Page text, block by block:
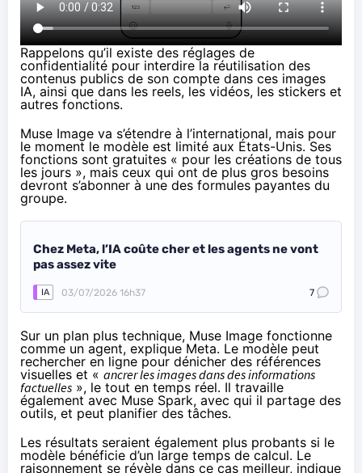
Rappelons qu’il existe des réglages de
confidentialité pour interdire la réutilisation des
contenus publics de son compte dans ces images
IA, ainsi que dans les reels, les vidéos, les stickers et
autres fonctions.
Muse Image va s’étendre à l’international, mais pour
le moment le modèle est limité aux États-Unis. Ses
fonctions sont gratuites « pour les créations de tous
les jours », mais ceux qui ont de plus gros besoins
devront s’abonner à une des formules payantes du
groupe.
Chez Meta, l’IA coûte cher et les agents ne vont
pas assez vite
IA 03/07/2026 16h37 7
Sur un plan plus technique, Muse Image fonctionne
comme un agent, explique Meta. Le modèle peut
rechercher en ligne pour dénicher des références
visuelles et « ancrer les images dans des informations
factuelles », le tout en temps réel. Il travaille
également avec Muse Spark, avec qui il partage des
outils, et peut planifier des tâches.
Les résultats seraient également plus probants si le
modèle bénéficie d’un large temps de calcul. Le
raisonnement se révèle dans ce cas meilleur, indique